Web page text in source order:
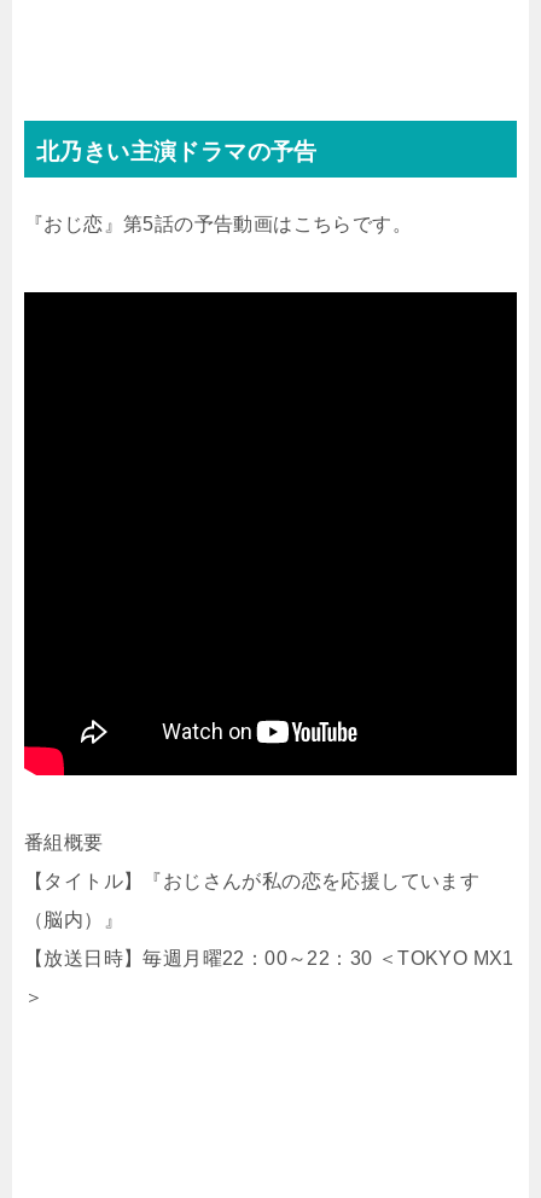
北乃きい主演ドラマの予告
『おじ恋』第5話の予告動画はこちらです。
番組概要
【タイトル】『おじさんが私の恋を応援しています
（脳内）』
【放送日時】毎週月曜22：00～22：30 ＜TOKYO MX1
＞